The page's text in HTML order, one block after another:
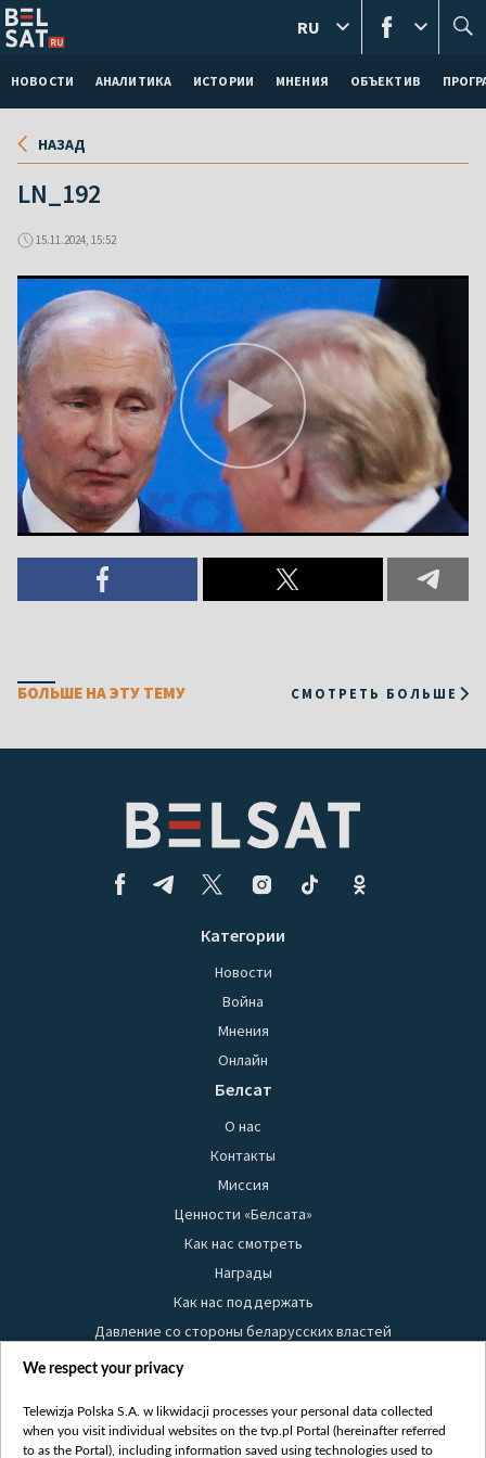
НОВОСТИ АНАЛИТИКА ИСТОРИИ МНЕНИЯ ОБЪЕКТИВ
RU
НАЗАД
LN_192
15.11.2024, 15:52
БОЛЬШЕ НА ЭТУ ТЕМУ СМОТРЕТЬ БОЛЬШЕ
Категории
Новости
Война
Мнения
Онлайн
Белсат
О нас
Контакты
Миссия
Ценности «Белсата»
Как нас смотреть
Награды
Как нас поддержать
Давление со стороны беларусских властей
Правила использования материалов
Безопасность
Youtube
We respect your privacy
Telewizja Polska S.A. w likwidacji processes your personal data collected
when you visit individual websites on the tvp.pl Portal (hereinafter referred
to as the Portal), including information saved using technologies used to